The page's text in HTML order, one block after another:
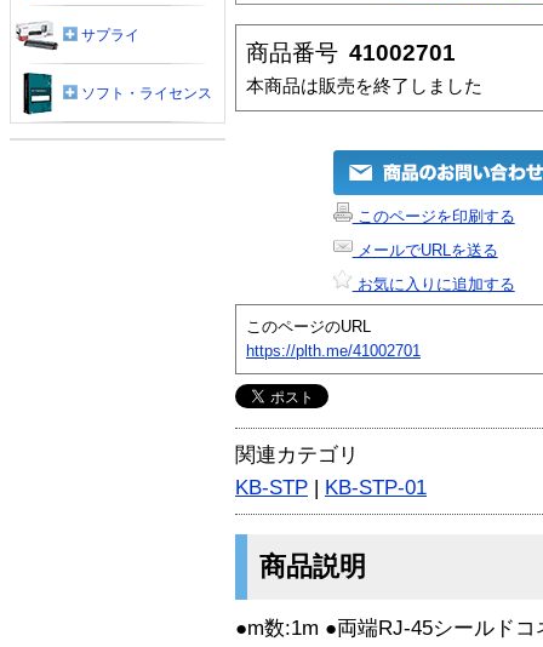
商品番号 41002701
本商品は販売を終了しました
このページを印刷する
メールでURLを送る
お気に入りに追加する
このページのURL
https://plth.me/41002701
関連カテゴリ
KB-STP | KB-STP-01
商品説明
●m数:1m ●両端RJ-45シールド
サプライ
ソフト・ライセンス